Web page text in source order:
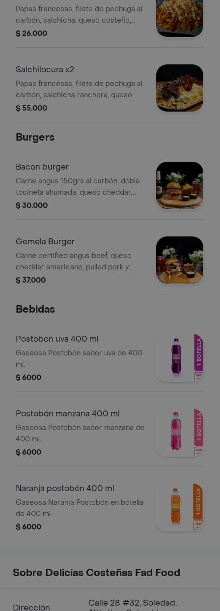
Papas francesas, filete de pechuga al
carbón, salchicha, queso costeño,
papa chongo, lechuga, salsas de la
$ 26.000
Salchilocura x2
Papas francesas, filete de pechuga al
carbón, salchicha ranchera, queso
costeño, queso fundido, maíz,
$ 55.000
Burgers
Bacon burger
Carne angus 150grs al carbón, doble
tocineta ahumada, queso cheddar,
cebolla caramelizada, vegetales
$ 30.000
Gemela Burger
Carne certified angus beef, queso
cheddar americano, pulled pork y
pulled chicken de igual proporción,
frescos, salsa bacon.
$ 37.000
Bebidas
Postobon uva 400 ml
Gaseosa Postobón sabor uva de 400
ml.
$ 6000
Postobón manzana 400 ml
Gaseosa Postobón sabor manzana de
400 ml.
$ 6000
Naranja postobón 400 ml
Gaseosa Naranja Postobón en botella
de 400 ml.
$ 6000
Sobre Delicias Costeñas Fad Food
Dirección
Calle 28 #32, Soledad,